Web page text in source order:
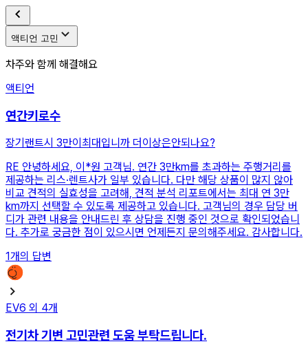
액티언 고민
차주와 함께 해결해요
액티언
연간키로수
장기랜트시 3만이최대입니까 더이상은안되나요?
RE 안녕하세요, 이*원 고객님. 연간 3만km를 초과하는 주행거리를
제공하는 리스·렌트사가 일부 있습니다. 다만 해당 상품이 많지 않아
비교 견적의 실효성을 고려해, 견적 분석 리포트에서는 최대 연 3만
km까지 선택할 수 있도록 제공하고 있습니다. 고객님의 경우 담당 버
디가 관련 내용을 안내드린 후 상담을 진행 중인 것으로 확인되었습니
다. 추가로 궁금한 점이 있으시면 언제든지 문의해주세요. 감사합니다.
1개의 답변
EV6 외 4개
전기차 기변 고민관련 도움 부탁드립니다.